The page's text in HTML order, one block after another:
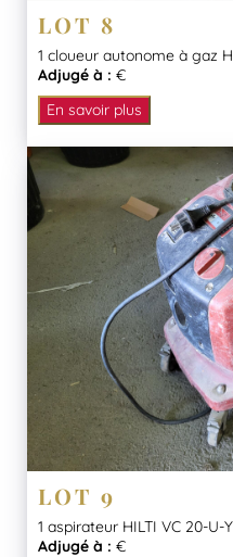
LOT 8
1 cloueur autonome à gaz
Adjugé à : €
En savoir plus
LOT 9
1 aspirateur HILTI VC 20-
Adjugé à : €